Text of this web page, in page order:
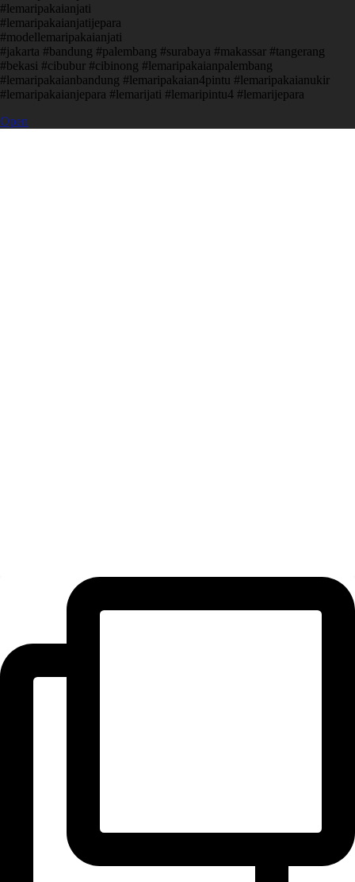
#lemaripakaianjati
#lemaripakaianjatijepara
#modellemaripakaianjati
#jakarta #bandung #palembang #surabaya #makassar #tangerang
#bekasi #cibubur #cibinong #lemaripakaianpalembang
#lemaripakaianbandung #lemaripakaian4pintu #lemaripakaianukir
#lemaripakaianjepara #lemarijati #lemaripintu4 #lemarijepara
Open